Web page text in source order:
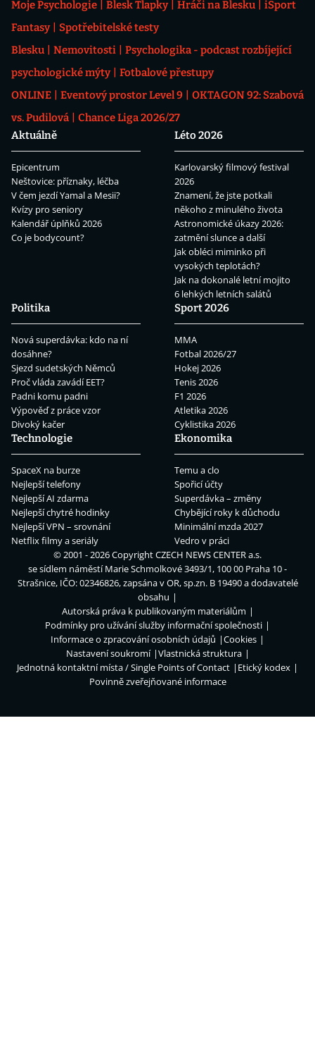
Moje Psychologie Blesk Tlapky Hráči na Blesku
iSport
Fantasy
Spotřebitelské testy
Blesku
Nemovitosti
Psychologika - podcast rozbíjející
psychologické mýty
Fotbalové přestupy
ONLINE
Eventový prostor Level 9
OKTAGON 92: Szabová
vs. Pudilová
Chance Liga 2026/27
Aktuálně
Epicentrum
Neštovice: příznaky, léčba
V čem jezdí Yamal a Mesii?
Kvízy pro seniory
Kalendář úplňků 2026
Co je bodycount?
Léto 2026
Karlovarský filmový festival
2026
Znamení, že jste potkali
někoho z minulého života
Astronomické úkazy 2026:
zatmění slunce a další
Jak obléci miminko při
vysokých teplotách?
Jak na dokonalé letní mojito
6 lehkých letních salátů
Politika
Nová superdávka: kdo na ní
dosáhne?
Sjezd sudetských Němců
Proč vláda zavádí EET?
Padni komu padni
Výpověď z práce vzor
Divoký kačer
Sport 2026
MMA
Fotbal 2026/27
Hokej 2026
Tenis 2026
F1 2026
Atletika 2026
Cyklistika 2026
Technologie
SpaceX na burze
Nejlepší telefony
Nejlepší AI zdarma
Nejlepší chytré hodinky
Nejlepší VPN – srovnání
Netflix filmy a seriály
Ekonomika
Temu a clo
Spořicí účty
Superdávka – změny
Chybějící roky k důchodu
Minimální mzda 2027
Vedro v práci
© 2001 - 2026 CopyrightCZECH NEWS CENTER a.s.
se sídlem náměstí Marie Schmolkové 3493/1, 100 00 Praha 10 -
Strašnice, IČO: 02346826, zapsána v OR, sp.zn. B 19490 a dodavatelé
obsahu
Autorská práva k publikovaným materiálům
Podmínky pro užívání služby informační společnosti
Informace o zpracování osobních údajů
Cookies
Nastavení soukromí
Vlastnická struktura
Jednotná kontaktní místa / Single Points of Contact
Etický kodex
Povinně zveřejňované informace